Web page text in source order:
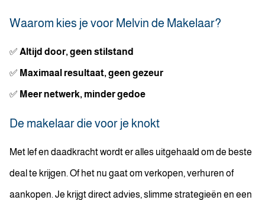
Waarom kies je voor Melvin de Makelaar?
✅ Altijd door, geen stilstand
✅ Maximaal resultaat, geen gezeur
✅ Meer netwerk, minder gedoe
De makelaar die voor je knokt
Met lef en daadkracht wordt er alles uitgehaald om de beste
deal te krijgen. Of het nu gaat om verkopen, verhuren of
aankopen. Je krijgt direct advies, slimme strategieën en een